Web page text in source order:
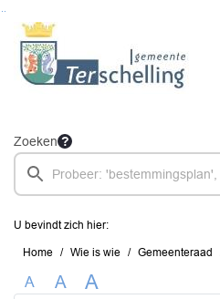
Ga naar de inhoud van deze pagina
Ga naar het zoeken
Ga naar het menu
Zoeken
U bevindt zich hier:
Home Wie is wie Gemeenteraad
A A A